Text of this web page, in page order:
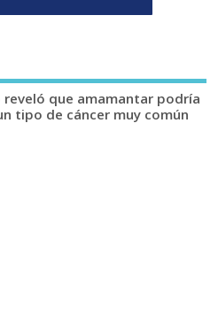
reveló que amamantar podría
tipo de cáncer muy común